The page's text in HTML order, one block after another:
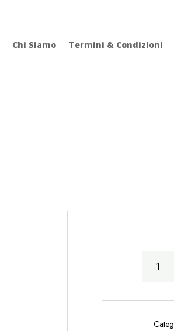
Chi Siamo Termini & Condizioni
quantità